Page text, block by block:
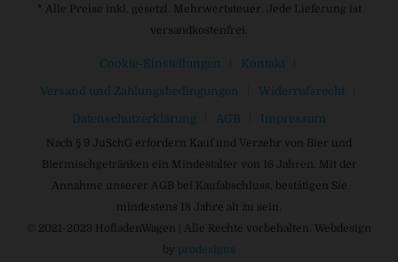
* Alle Preise inkl. gesetzl. Mehrwertsteuer. Jede Lieferung ist
versandkostenfrei.
Cookie-Einstellungen Kontakt
Versand und Zahlungsbedingungen Widerrufsrecht
Datenschutzerklärung AGB Impressum
Nach § 9 JuSchG erfordern Kauf und Verzehr von Bier und
Biermischgetränken ein Mindestalter von 16 Jahren. Mit der
Annahme unserer AGB bei Kaufabschluss, bestätigen Sie
mindestens 18 Jahre alt zu sein.
© 2021-2023 HofladenWagen | Alle Rechte vorbehalten. Webdesign
by prodesigns